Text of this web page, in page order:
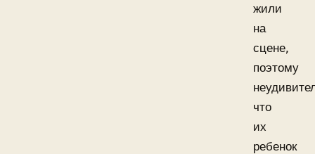
жили
на
сцене,
поэтому
что
их
ребенок